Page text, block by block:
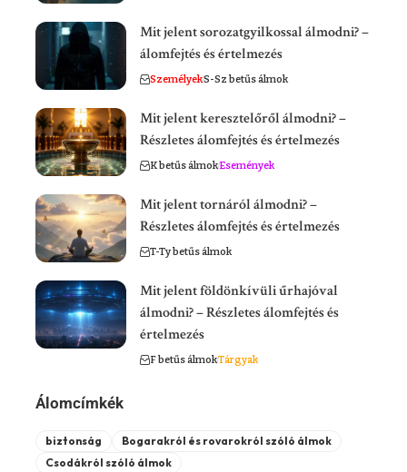
Mit jelent sorozatgyilkossal álmodni? –
álomfejtés és értelmezés
SzemélyekS-Sz betűs álmok
Mit jelent keresztelőről álmodni? –
Részletes álomfejtés és értelmezés
K betűs álmokEsemények
Mit jelent tornáról álmodni? –
Részletes álomfejtés és értelmezés
T-Ty betűs álmok
Mit jelent földönkívüli űrhajóval
álmodni? – Részletes álomfejtés és
értelmezés
F betűs álmokTárgyak
Álomcímkék
biztonság
Bogarakról és rovarokról szóló álmok
Csodákról szóló álmok